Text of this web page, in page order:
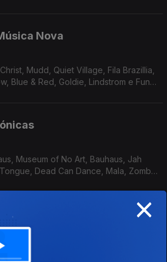
Nova
Mudd, Quiet Village, Fila Brazillia,
Blue & Red, Goldie, Lindstrom e Funki
Museum of No Art, Bauhaus, Jah
Dead Can Dance, Mala, Zomby
o dub techno
Molero, Kenny Dope + Róisin Murphy,
Luomo, Hugo Barão, ....
×